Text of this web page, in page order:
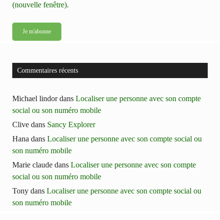
(nouvelle fenêtre).
Commentaires récents
Michael lindordans Localiser une personne avec son compte
social ou son numéro mobile
Clive dans Sancy Explorer
Hana dans Localiser une personne avec son compte social ou
son numéro mobile
Marie claude dans Localiser une personne avec son compte
social ou son numéro mobile
Tony dans Localiser une personne avec son compte social ou
son numéro mobile